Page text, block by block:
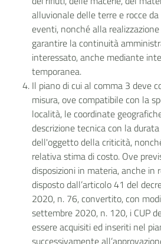
alluvionale delle terre e rocce
eventi, nonché alla
garantire la continuità
interessato, anche mediante
temporanea.
Il piano di cui al comma 3 deve
misura, ove compatibile con la
località, le coordinate
descrizione tecnica con la
dell'oggetto della criticità,
relativa stima di costo. Ove
disposizioni in materia, anche in
disposto dall’articolo 41 del
2020, n. 76, convertito, con
settembre 2020, n. 120, i CUP
essere acquisiti ed inseriti nel
successivamente